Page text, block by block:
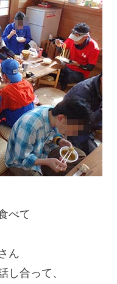
べて
ん
し合って、